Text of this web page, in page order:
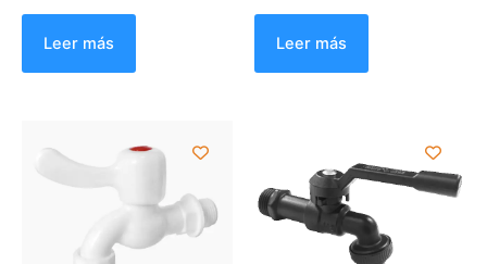
Valorado
Leer más
Valorado
Leer más